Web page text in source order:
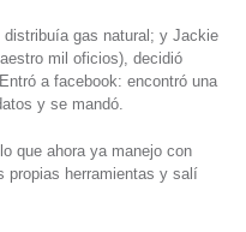
distribuía gas natural; y Jackie
mil oficios), decidió
a facebook: encontró una
y se mandó.
que ahora ya manejo con
propias herramientas y salí